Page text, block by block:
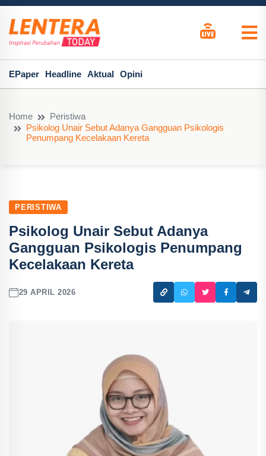
EPaper Headline Aktual Opini
Home
Peristiwa
Psikolog Unair Sebut Adanya Gangguan Psikologis
Penumpang Kecelakaan Kereta
PERISTIWA
Psikolog Unair Sebut Adanya
Gangguan Psikologis Penumpang
Kecelakaan Kereta
29 APRIL 2026